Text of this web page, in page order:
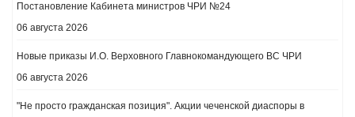
Постановление Кабинета министров ЧРИ №24
06 августа 2026
Новые приказы И.О. Верховного Главнокомандующего ВС ЧРИ
06 августа 2026
"Не просто гражданская позиция". Акции чеченской диаспоры в